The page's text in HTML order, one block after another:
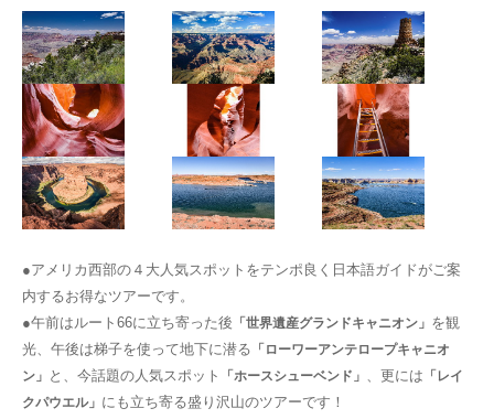
●アメリカ西部の４大人気スポットをテンポ良く日本語ガイドがご案
内するお得なツアーです。
●午前はルート66に立ち寄った後 「世界遺産グランドキャニオン」 を観
光、午後は梯子を使って地下に潜る 「ローワーアンテロープキャニオ
ン」 と、今話題の人気スポット 「ホースシューベンド」 、更には 「レイ
クパウエル」 にも立ち寄る盛り沢山のツアーです！